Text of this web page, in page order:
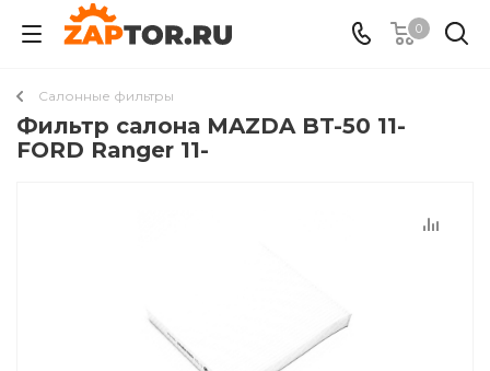
0
Салонные фильтры
Фильтр салона MAZDA BT-50 11-
FORD Ranger 11-